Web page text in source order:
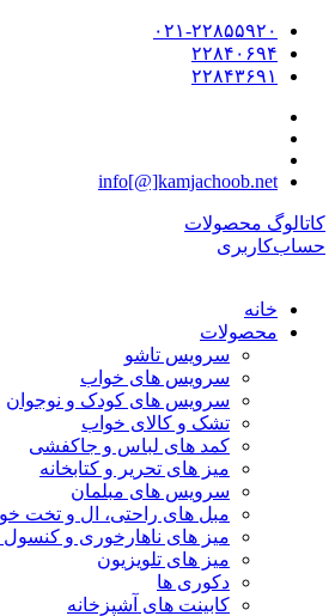
۰۲۱-۲۲۸۵۵۹۲۰
۲۲۸۴۰۶۹۴
۲۲۸۴۳۶۹۱
info[@]kamjachoob.net
کاتالوگ محصولات
حساب‌کاربری
خانه
محصولات
سرویس تاشو
سرویس های خواب
سرویس های کودک و نوجوان
تشک و کالای خواب
کمد های لباس و جاکفشی
میز های تحریر و کتابخانه
سرویس های مبلمان
مبل های راحتی، ال و تخت
میز های ناهارخوری و کنسول
میز های تلویزیون
دکوری ها
کابینت های آشپزخانه